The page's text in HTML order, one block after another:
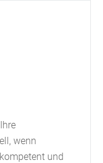
wenn
und